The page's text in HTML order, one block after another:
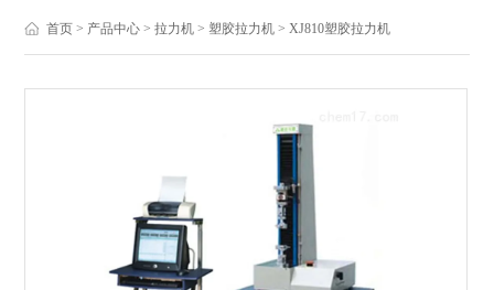
首页 > 产品中心 >拉力机 >塑胶拉力机 > XJ810塑胶拉力机